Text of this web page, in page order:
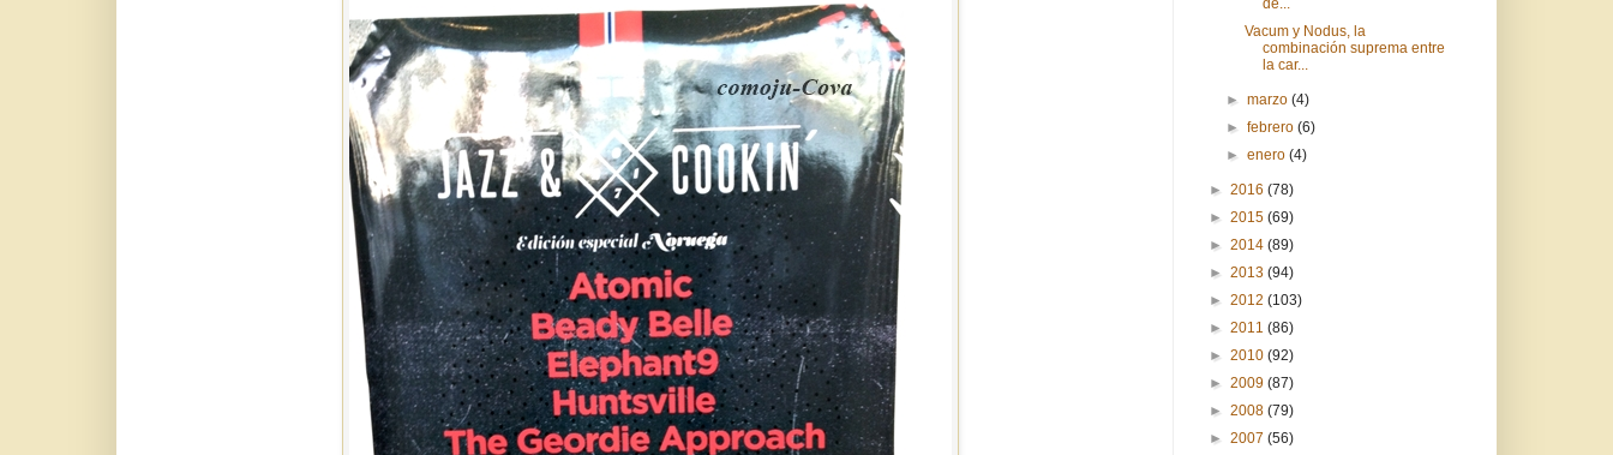
de...
Vacum y Nodus, la
combinación suprema entre
la car...
►marzo(4)
►febrero(6)
►enero(4)
► 2016 (78)
► 2015 (69)
► 2014 (89)
► 2013 (94)
► 2012 (103)
► 2011 (86)
► 2010 (92)
► 2009 (87)
► 2008 (79)
► 2007 (56)